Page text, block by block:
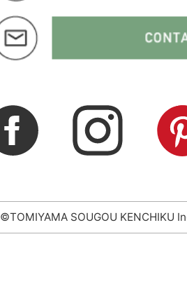
©TOMIYAMA SOUGOU KENCHIKU